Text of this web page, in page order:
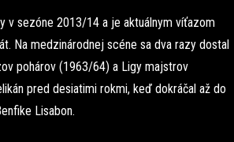
v sezóne 2013/14 a je aktuálnym víťazom
Na medzinárodnej scéne sa dva razy dostal
pohárov (1963/64) a Ligy majstrov
pred desiatimi rokmi, keď dokráčal až do
Lisabon.